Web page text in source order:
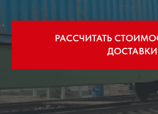
РАССЧИТАТЬ
ДОСТАВКИ